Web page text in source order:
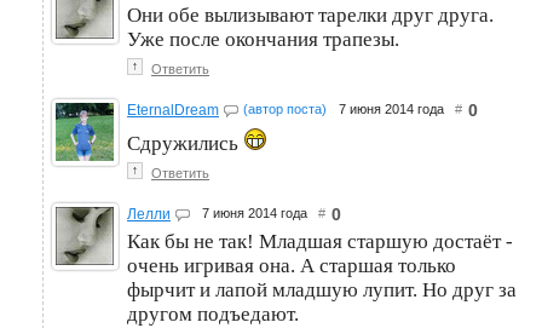
Они обе вылизывают тарелки друг друга.
Уже после окончания трапезы.
↑ Ответить
EternalDream (автор поста) 7 июня 2014 года # 0
Сдружились
↑ Ответить
Лелли 7 июня 2014 года # 0
Как бы не так! Младшая старшую достаёт -
очень игривая она. А старшая только
фырчит и лапой младшую лупит. Но друг за
другом подъедают.